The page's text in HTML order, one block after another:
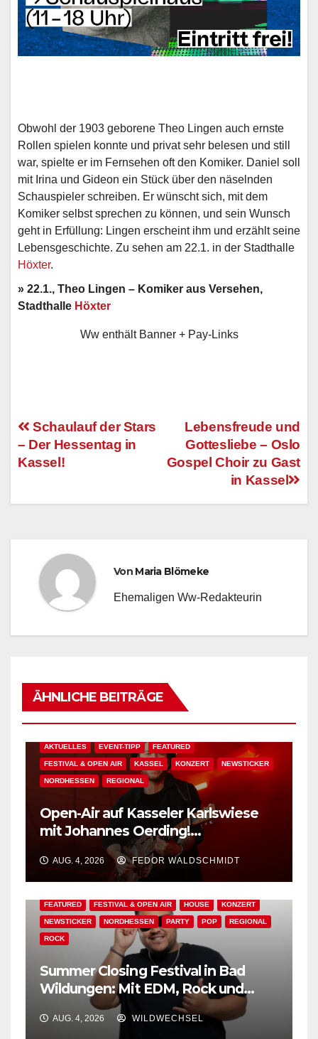
Obwohl der 1903 geborene Theo Lingen auch ernste
Rollen spielen konnte und privat sehr belesen und still
war, spielte er im Fernsehen oft den Komiker. Daniel soll
mit Irina und Gideon ein Stück über den näselnden
Schauspieler schreiben. Er wünscht sich, mit dem
Komiker selbst sprechen zu können, und sein Wunsch
geht in Erfüllung: Lingen erscheint ihm und erzählt seine
Lebensgeschichte. Zu sehen am 22.1. in der Stadthalle
Höxter.
» 22.1., Theo Lingen – Komiker aus Versehen,
Stadthalle Höxter
Ww enthält Banner + Pay-Links
Beitragsnavigation
Lebensfreude und
Gottesliebe – Oslo
Gospel Choir zu Gast
in Kassel
Schaulauf der Stars
– Der Hessentag in
Kassel!
Von Maria Blömeke
Ehemaligen Ww-Redakteurin
ÄHNLICHE BEITRÄGE
AKTUELLES EVENT-TIPP FEATURED
FESTIVAL & OPEN AIR KASSEL KONZERT NEWSTICKER
NORDHESSEN REGIONAL
Open-Air auf Kasseler Karlswiese
mit Johannes Oerding!
Zusatzkontingent an Tickets
erhältlich!
AUG. 4, 2026 FEDOR WALDSCHMIDT
FEATURED FESTIVAL & OPEN AIR HOUSE KONZERT
NEWSTICKER NORDHESSEN PARTY POP REGIONAL
ROCK
Summer Closing Festival in Bad
Wildungen: Mit EDM, Rock und
Festivalflair klingt der Sommer aus!
AUG. 4, 2026 WILDWECHSEL